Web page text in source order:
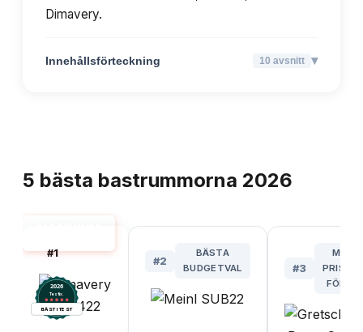
Dimavery.
Innehållsförteckning 10 avsnitt ▾
5 bästa bastrummorna 2026
#1
2026
Testix.
BÄST I TEST
#2
BÄSTA
BUDGETVAL
#3
MEST
FÖR